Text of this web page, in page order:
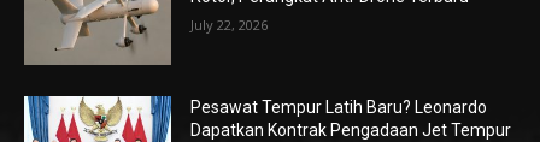
July 22, 2026
Pesawat Tempur Latih Baru? Leonardo
Dapatkan Kontrak Pengadaan Jet Tempur